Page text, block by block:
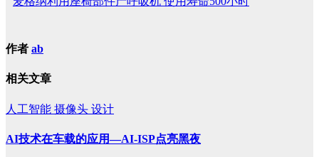
作者 ab
相关文章
人工智能 摄像头 设计
AI技术在车载的应用—AI-ISP点亮黑夜